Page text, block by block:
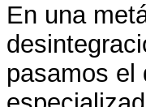
En una
pasamos el